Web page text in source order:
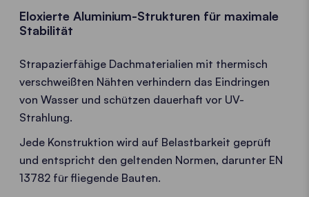
Eloxierte Aluminium-Strukturen für maximale
Stabilität
Strapazierfähige Dachmaterialien mit thermisch
verschweißten Nähten verhindern das Eindringen
von Wasser und schützen dauerhaft vor UV-
Strahlung.
Jede Konstruktion wird auf Belastbarkeit geprüft
und entspricht den geltenden Normen, darunter EN
13782 für fliegende Bauten.